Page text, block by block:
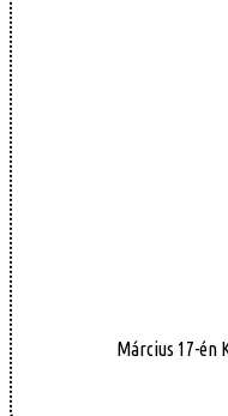
Március 17-én